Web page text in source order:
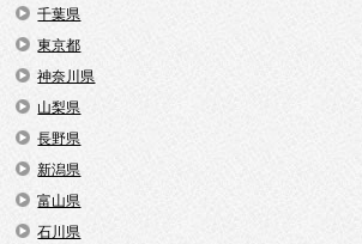
千葉県
東京都
神奈川県
山梨県
長野県
新潟県
富山県
石川県